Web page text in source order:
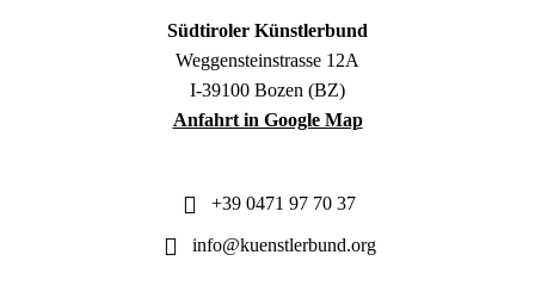
Südtiroler Künstlerbund
Weggensteinstrasse 12A
I-39100 Bozen (BZ)
Anfahrt in Google Map
+39 0471 97 70 37
info@kuenstlerbund.org